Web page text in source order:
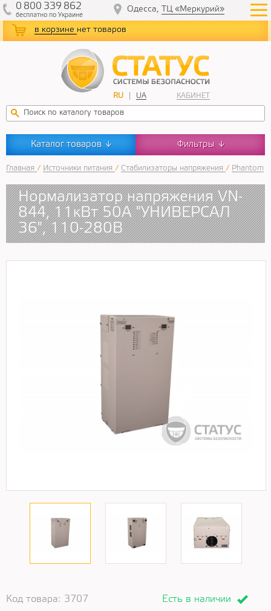
в корзине нет товаров
RU UA КАБИНЕТ
0 800 339 862
бесплатнопо Украине
Одесса, ТЦ «Меркурий»
Каталог товаров ↓ Фильтры ↓
Главная / Источники питания / Стабилизаторы напряжения / Phantom
Нормализатор напряжения VN-
844, 11кВт 50А "УНИВЕРСАЛ
36", 110-280В
Код товара: 3707 Есть в наличии